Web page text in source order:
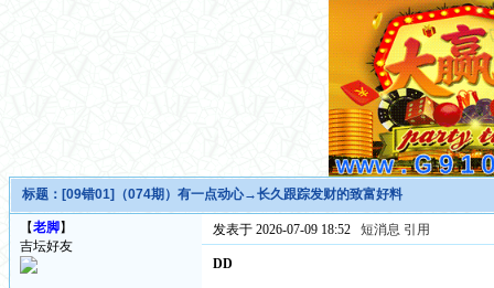
标题： [09错01]（074期）有一点动心→长久跟踪发财的致富好料
【老脚】
吉坛好友
发表于 2026-07-09 18:52 短消息 引用
DD